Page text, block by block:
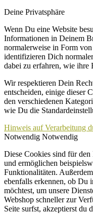
Deine Privatsphäre
Wenn Du eine Website
Informationen in Deinem
normalerweise in Form
identifizieren Dich
dabei zu erfahren, wie ihre
Wir respektieren Dein
entscheiden, einige dieser
den verschiedenen
wie Du die
Hinweis auf Verarbeitung
Notwendig Notwendig
Diese Cookies sind für
und ermöglichen
Funktionalitäten.
ebenfalls erkennen, ob Du
möchtest, um unsere
Webshop schneller zur
Seite surfst, akzeptierst du